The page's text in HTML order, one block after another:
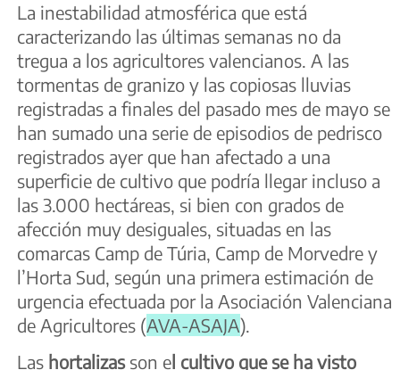
La inestabilidad atmosférica que está
caracterizando las últimas semanas no da
tregua a los agricultores valencianos. A las
tormentas de granizo y las copiosas lluvias
registradas a finales del pasado mes de mayo se
han sumado una serie de episodios de pedrisco
registrados ayer que han afectado a una
superficie de cultivo que podría llegar incluso a
las 3.000 hectáreas, si bien con grados de
afección muy desiguales, situadas en las
comarcas Camp de Túria, Camp de Morvedre y
l’Horta Sud, según una primera estimación de
urgencia efectuada por la Asociación Valenciana
de Agricultores (AVA-ASAJA).
Las hortalizasson e l cultivo que se ha visto